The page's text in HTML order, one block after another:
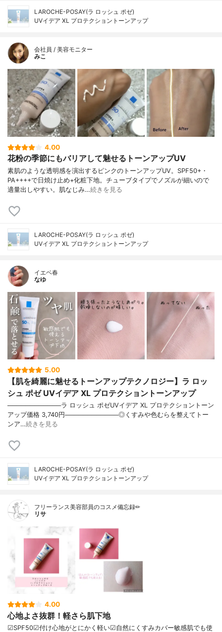
LAROCHE-POSAY(ラ ロッシュ ポゼ)
UVイデア XL プロテクショントーンアップ
会社員 / 美容モニター
みこ
4.00
花粉の季節にもバリアして魅せるトーンアップUV
素肌のような透明感を演出するピンクのトーンアップUV。SPF50+・
PA++++で日焼け止め+化粧下地。チューブタイプでノズルが細いので
適量出しやすい。肌なじみ…続きを見る
LAROCHE-POSAY(ラ ロッシュ ポゼ)
UVイデア XL プロテクショントーンアップ
イエベ春
なゆ
5.00
【肌を綺麗に魅せるトーンアップテクノロジー】ラ ロッ
シュ ポゼ UVイデア XL プロテクショントーンアップ
────────────ラ ロッシュ ポゼUVイデア XL プロテクショントーン
アップ価格 3,740円────────────◎くすみや色むらを整えてトー
ンア…続きを見る
LAROCHE-POSAY(ラ ロッシュ ポゼ)
UVイデア XL プロテクショントーンアップ
フリーランス美容部員のコスメ備忘録✏︎
リサ
4.00
心地よさ抜群！軽さら肌下地
☑︎SPF50☑︎付け心地がとにかく軽い☑︎自然にくすみカバー敏感肌でも使